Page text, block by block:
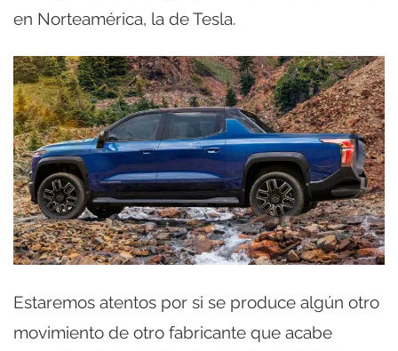
en Norteamérica, la de Tesla.
Estaremos atentos por si se produce algún otro
movimiento de otro fabricante que acabe